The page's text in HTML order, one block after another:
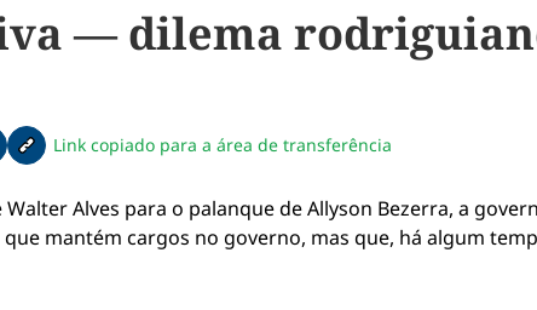
— dilema
no facebook
no twitter
pelo email
Copiar link da notícia
Link copiado para a área de transferência
Alves para o palanque de Allyson Bezerra, a
mantém cargos no governo, mas que, há algum